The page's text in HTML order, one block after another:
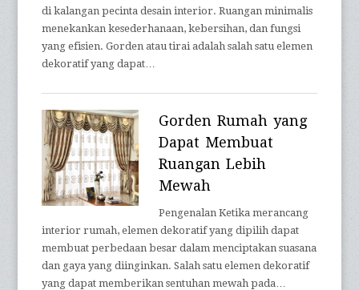
di kalangan pecinta desain interior. Ruangan minimalis
menekankan kesederhanaan, kebersihan, dan fungsi
yang efisien. Gorden atau tirai adalah salah satu elemen
dekoratif yang dapat…
Gorden Rumah yang
Dapat Membuat
Ruangan Lebih
Mewah
Pengenalan Ketika merancang
interior rumah, elemen dekoratif yang dipilih dapat
membuat perbedaan besar dalam menciptakan suasana
dan gaya yang diinginkan. Salah satu elemen dekoratif
yang dapat memberikan sentuhan mewah pada…